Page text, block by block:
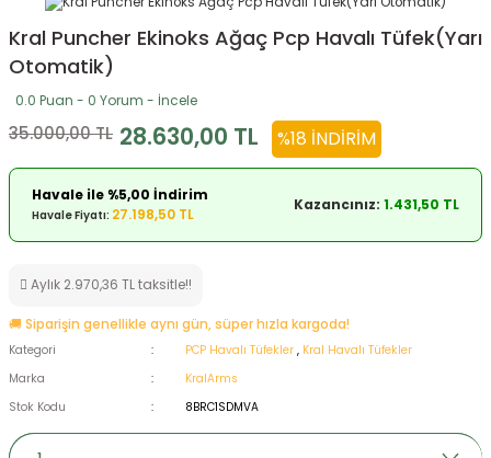
Mermisi
Kral Puncher Ekinoks Ağaç Pcp Havalı Tüfek(Yarı
Otomatik)
0.0 Puan - 0 Yorum - İncele
35.000,00 TL 28.630,00 TL %18 İNDIRIM
Havale ile %5,00 İndirim
Havale Fiyatı: 27.198,50 TL
Kazancınız: 1.431,50 TL
Aylık 2.970,36 TL taksitle!!
🚚 Siparişin genellikle aynı gün, süper hızla kargoda!
Kategori PCP Havalı Tüfekler , Kral Havalı Tüfekler
Marka
KralArms
Stok Kodu
8BRC1SDMVA